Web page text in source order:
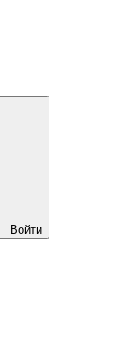
Войти